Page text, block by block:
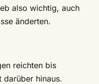
also wichtig, auch
änderten.
reichten bis
darüber hinaus.